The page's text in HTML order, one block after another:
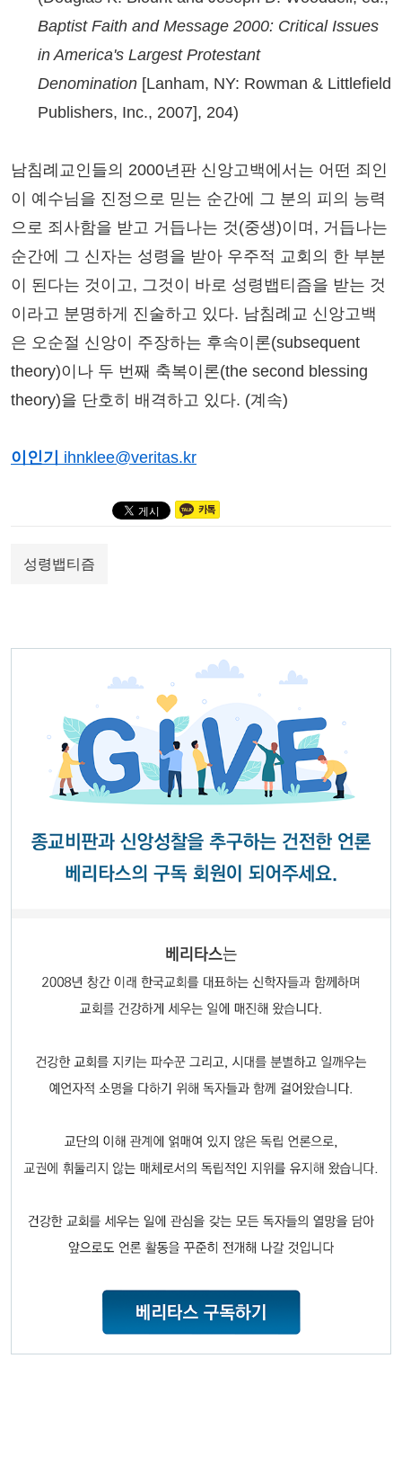
Baptist Faith and Message 2000: Critical Issues
in America's Largest Protestant
Denomination [Lanham, NY: Rowman & Littlefield
Publishers, Inc., 2007], 204)
남침례교인들의 2000년판 신앙고백에서는 어떤 죄인
이 예수님을 진정으로 믿는 순간에 그 분의 피의 능력
으로 죄사함을 받고 거듭나는 것(중생)이며, 거듭나는
순간에 그 신자는 성령을 받아 우주적 교회의 한 부분
이 된다는 것이고, 그것이 바로 성령뱁티즘을 받는 것
이라고 분명하게 진술하고 있다. 남침례교 신앙고백
은 오순절 신앙이 주장하는 후속이론(subsequent
theory)이나 두 번째 축복이론(the second blessing
theory)을 단호히 배격하고 있다. (계속)
이인기 ihnklee@veritas.kr
성령뱁티즘